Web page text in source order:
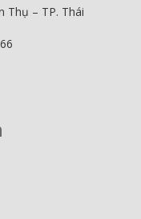
Thụ – TP. Thái